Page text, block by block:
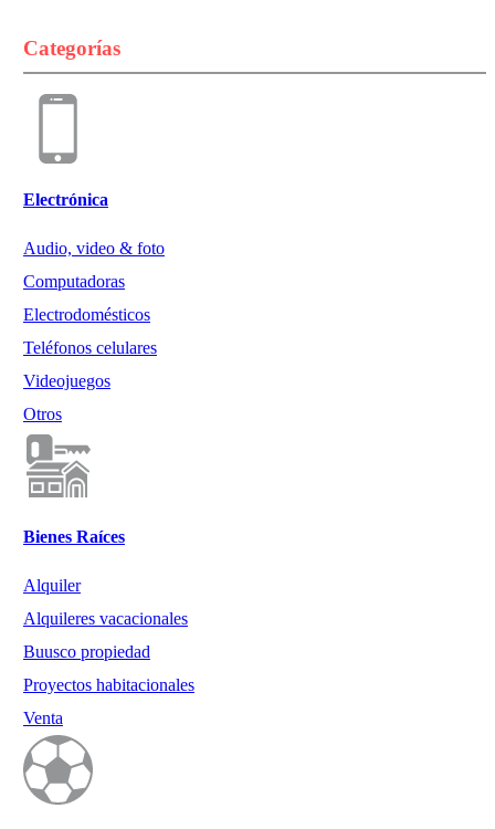
Categorías
Electrónica
Audio, video & foto
Computadoras
Electrodomésticos
Teléfonos celulares
Videojuegos
Otros
Bienes Raíces
Alquiler
Alquileres vacacionales
Buusco propiedad
Proyectos habitacionales
Venta